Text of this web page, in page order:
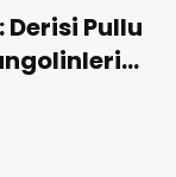
Derisi Pullu